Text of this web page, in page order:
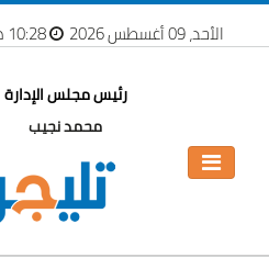
الأحد، 09 أغسطس 2026 10:28 ص
رئيس مجلس الإدارة
محمد نجيب